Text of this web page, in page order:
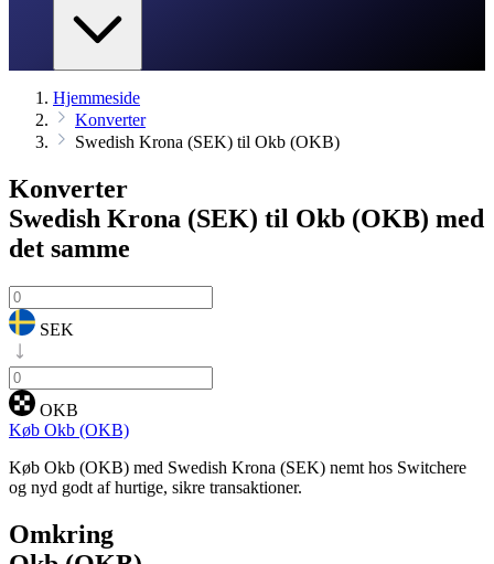
Hjemmeside
Konverter
Swedish Krona (SEK) til Okb (OKB)
Konverter
Swedish Krona (SEK) til Okb (OKB) med
det samme
SEK
OKB
Køb Okb (OKB)
Køb Okb (OKB) med Swedish Krona (SEK) nemt hos Switchere
og nyd godt af hurtige, sikre transaktioner.
Omkring